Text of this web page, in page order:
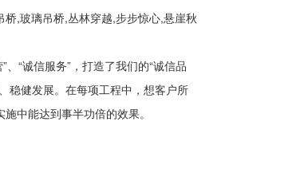
,玻璃吊桥,丛林穿越,步步惊心,悬崖秋
“诚信服务”，打造了我们的“诚信品
稳健发展。在每项工程中，想客户所
中能达到事半功倍的效果。